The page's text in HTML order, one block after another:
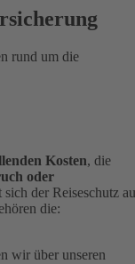
rund um die
Kosten, die
oder
der Reiseschutz
die:
wir über unseren